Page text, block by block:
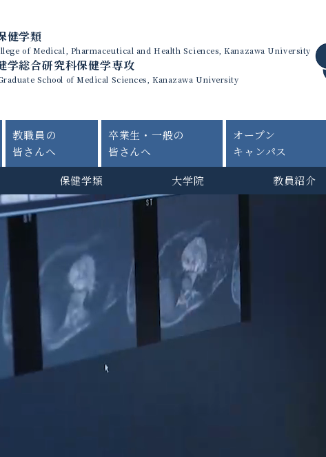
健学類
of Medical, Pharmaceutical and Health Sciences, Kanazawa University
学総合研究科保健学専攻
School of Medical Sciences, Kanazawa University
教職員の
皆さんへ
卒業生・一般の
皆さんへ
オープン
キャンパス
保健学類 大学院 教員紹介